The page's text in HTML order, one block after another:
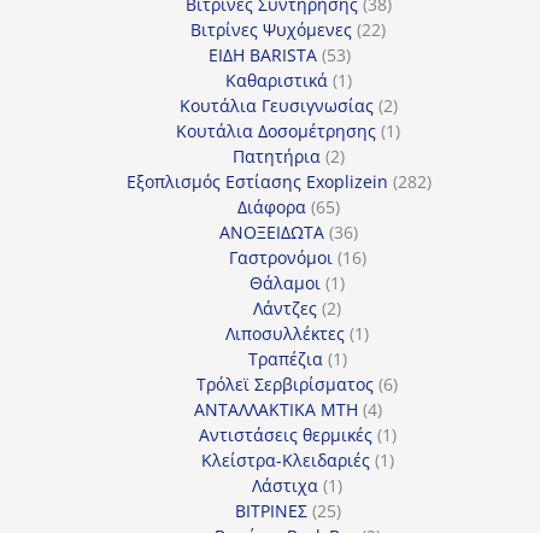
προϊόντα
Βιτρίνες Ψυχόμενες 2222
ΕΙΔΗ BARISTA 5353
προϊόντα
Καθαριστικά 11
προϊόν
Κουτάλια Γευσιγνωσίας 22
προϊόντα
Κουτάλια Δοσομέτρησης 11
Πατητήρια 22
προϊόντα
Εξοπλισμός Εστίασης Exoplizein 282282
Διάφορα 6565
προϊόντα
ΑΝΟΞΕΙΔΩΤΑ 3636
προϊόντα
Γαστρονόμοι 1616
Θάλαμοι 11
προϊόν
Λάντζες 22
προϊόντα
Λιποσυλλέκτες 11
Τραπέζια 11
προϊόν
Τρόλεϊ Σερβιρίσματος 66
ΑΝΤΑΛΛΑΚΤΙΚΑ MTH 44
προϊόντα
Αντιστάσεις θερμικές 11
προϊόν
Κλείστρα-Κλειδαριές 11
Λάστιχα 11
προϊόν
ΒΙΤΡΙΝΕΣ 2525